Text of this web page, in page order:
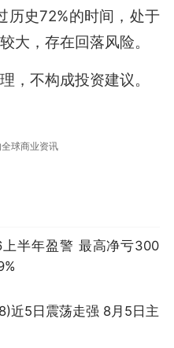
历史72%的时间，处于
大，存在回落风险。
，不构成投资建议。
球商业资讯
半年盈警 最高净亏300
近5日震荡走强 8月5日主